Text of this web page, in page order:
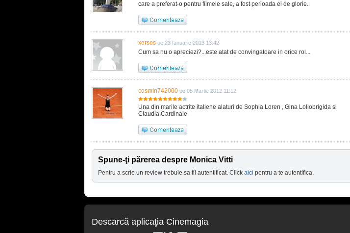
care a preferat-o pentru filmele sale, a fost perioada ei de glorie.
xerses pe 23 Ianuarie 2013 13:42
Cum sa nu o apreciezi?...este atat de convingatoare in orice rol...
cosmin742000 pe 05 Martie 2012 11:12
Una din marile actrite italiene alaturi de Sophia Loren , Gina Lollobrigida si
Claudia Cardinale.
Spune-ţi părerea despre Monica Vitti
Pentru a scrie un review trebuie sa fii autentificat. Click aici pentru a te autentifica.
Descarcă aplicaţia Cinemagia